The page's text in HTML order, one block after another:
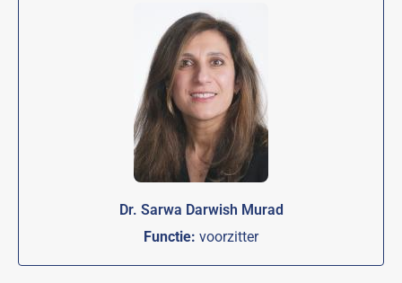
Dr. Sarwa Darwish Murad
Functie: voorzitter